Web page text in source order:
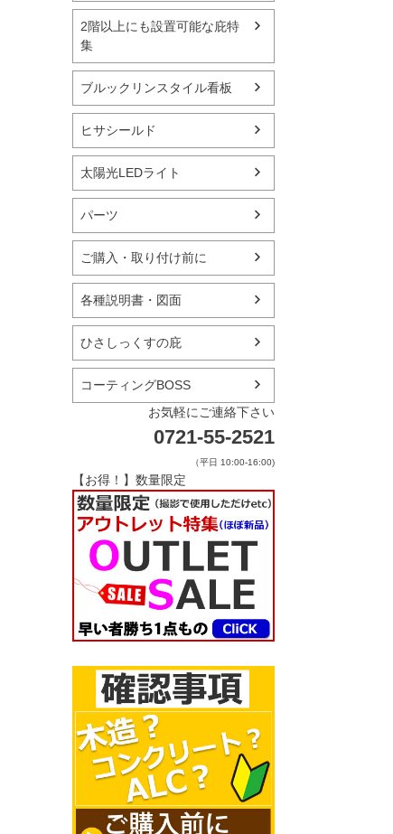
2階以上にも設置可能な庇特
集
ブルックリンスタイル看板
ヒサシールド
太陽光LEDライト
パーツ
ご購入・取り付け前に
各種説明書・図面
ひさしっくすの庇
コーティングBOSS
お気軽にご連絡下さい
0721-55-2521
（平日 10:00-16:00)
【お得！】数量限定